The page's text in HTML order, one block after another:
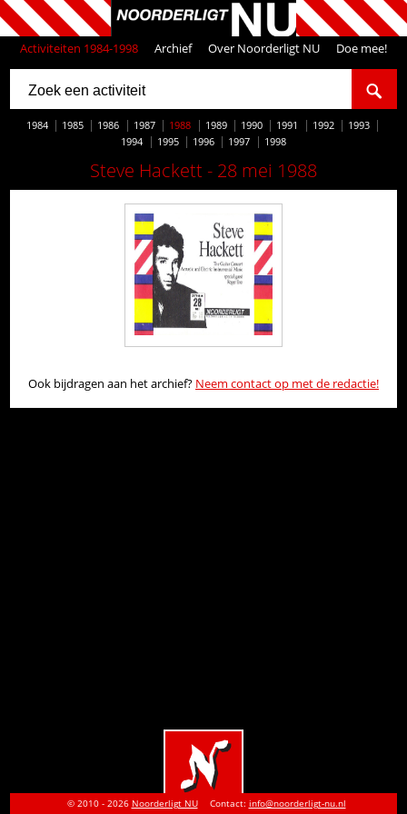
Activiteiten 1984-1998 Archief Over Noorderligt NU Doe mee!
1984 1985 1986 1987 1988 1989 1990 1991 1992
1993
1994
1995 1996 1997 1998
Steve Hackett - 28 mei 1988
Ook bijdragen aan het archief? Neem contact op met de redactie!
© 2010 - 2026 Noorderligt NU Contact: info@noorderligt-nu.nl